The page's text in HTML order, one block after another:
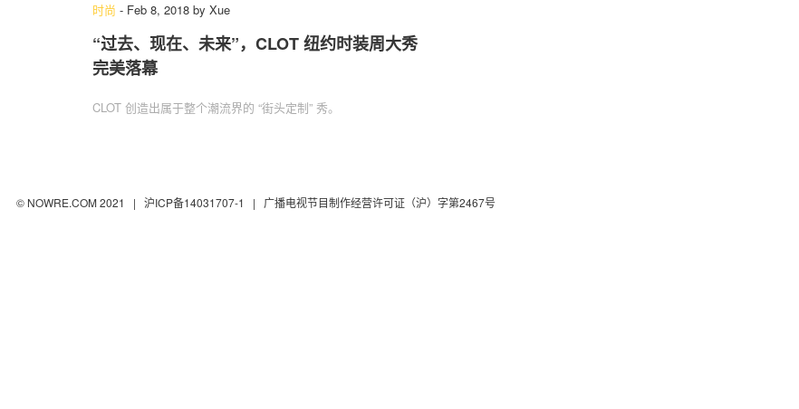
时尚 - Feb 8, 2018 by Xue
“过去、现在、未来”，CLOT 纽约时装周大秀
完美落幕
CLOT 创造出属于整个潮流界的 “街头定制” 秀。
© NOWRE.COM 2021 | 沪ICP备14031707-1 | 广播电视节目制作经营许可证（沪）字第2467号